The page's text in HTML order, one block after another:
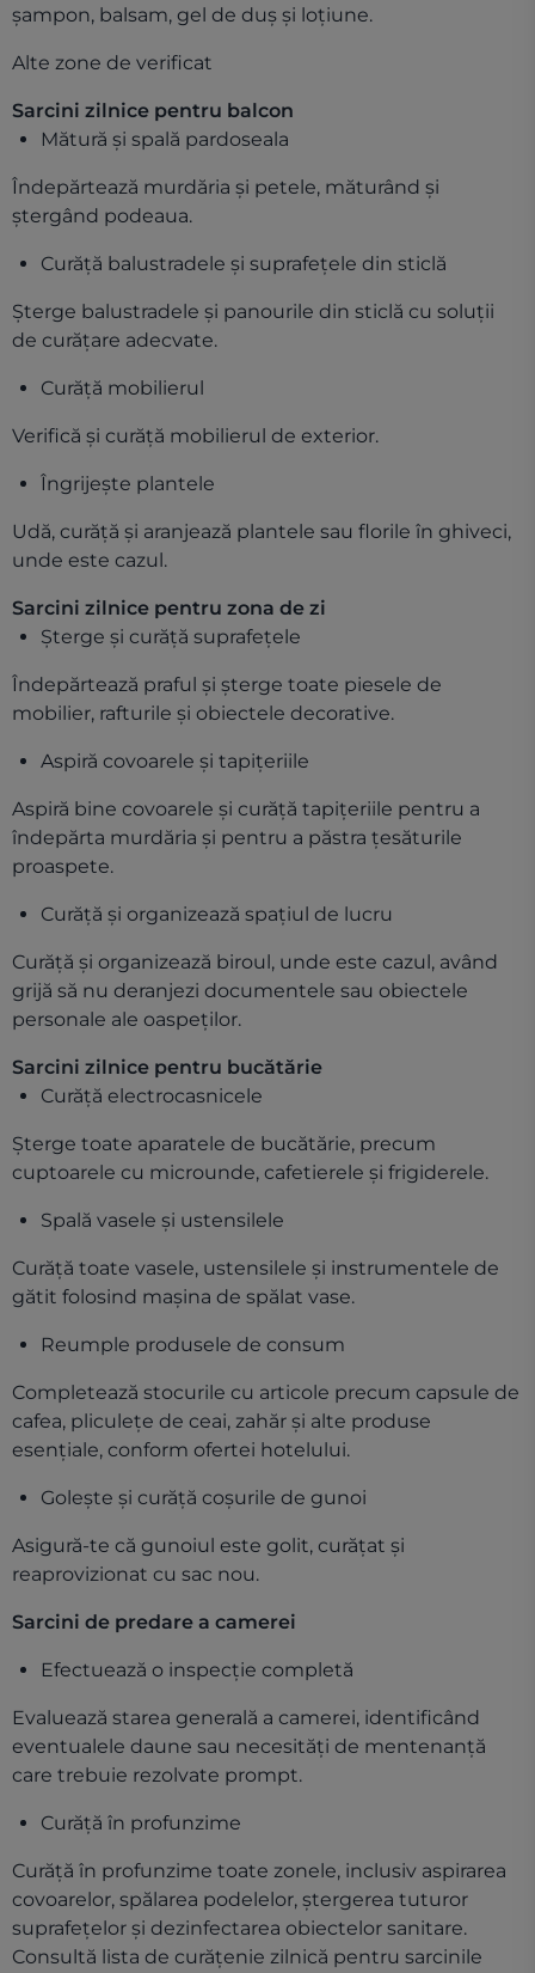
șampon, balsam, gel de duș și loțiune.
Alte zone de verificat
Sarcini zilnice pentru balcon
Mătură și spală pardoseala
Îndepărtează murdăria și petele, măturând și
ștergând podeaua.
Curăță balustradele și suprafețele din sticlă
Șterge balustradele și panourile din sticlă cu soluții
de curățare adecvate.
Curăță mobilierul
Verifică și curăță mobilierul de exterior.
Îngrijește plantele
Udă, curăță și aranjează plantele sau florile în ghiveci,
unde este cazul.
Sarcini zilnice pentru zona de zi
Șterge și curăță suprafețele
Îndepărtează praful și șterge toate piesele de
mobilier, rafturile și obiectele decorative.
Aspiră covoarele și tapițeriile
Aspiră bine covoarele și curăță tapițeriile pentru a
îndepărta murdăria și pentru a păstra țesăturile
proaspete.
Curăță și organizează spațiul de lucru
Curăță și organizează biroul, unde este cazul, având
grijă să nu deranjezi documentele sau obiectele
personale ale oaspeților.
Sarcini zilnice pentru bucătărie
Curăță electrocasnicele
Șterge toate aparatele de bucătărie, precum
cuptoarele cu microunde, cafetierele și frigiderele.
Spală vasele și ustensilele
Curăță toate vasele, ustensilele și instrumentele de
gătit folosind mașina de spălat vase.
Reumple produsele de consum
Completează stocurile cu articole precum capsule de
cafea, pliculețe de ceai, zahăr și alte produse
esențiale, conform ofertei hotelului.
Golește și curăță coșurile de gunoi
Asigură-te că gunoiul este golit, curățat și
reaprovizionat cu sac nou.
Sarcini de predare a camerei
Efectuează o inspecție completă
Evaluează starea generală a camerei, identificând
eventualele daune sau necesități de mentenanță
care trebuie rezolvate prompt.
Curăță în profunzime
Curăță în profunzime toate zonele, inclusiv aspirarea
covoarelor, spălarea podelelor, ștergerea tuturor
suprafețelor și dezinfectarea obiectelor sanitare.
Consultă lista de curățenie zilnică pentru sarcinile